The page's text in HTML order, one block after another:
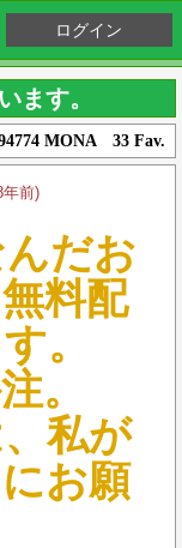
ログイン
ます。
MONA 33 Fav.
年前)
だお
料配
。
。
私が
お願